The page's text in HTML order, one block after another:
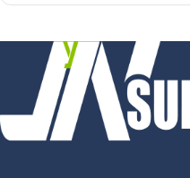
Condición: Nuevo
Contáctanos:
ventas@jynsuministros.com
📱 WhatsApp:
51 991 864 930